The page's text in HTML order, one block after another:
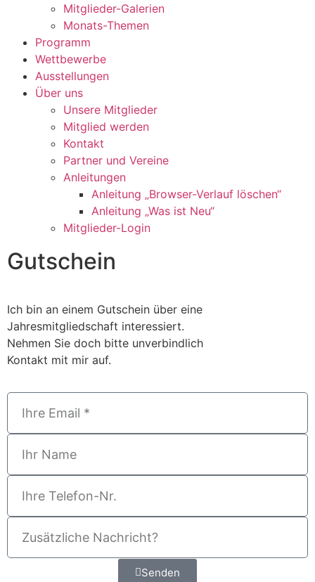
Mitglieder-Galerien
Monats-Themen
Programm
Wettbewerbe
Ausstellungen
Über uns
Unsere Mitglieder
Mitglied werden
Kontakt
Partner und Vereine
Anleitungen
Anleitung „Browser-Verlauf löschen“
Anleitung „Was ist Neu“
Mitglieder-Login
Gutschein
Ich bin an einem Gutschein über eine
Jahresmitgliedschaft interessiert.
Nehmen Sie doch bitte unverbindlich
Kontakt mit mir auf.
Senden